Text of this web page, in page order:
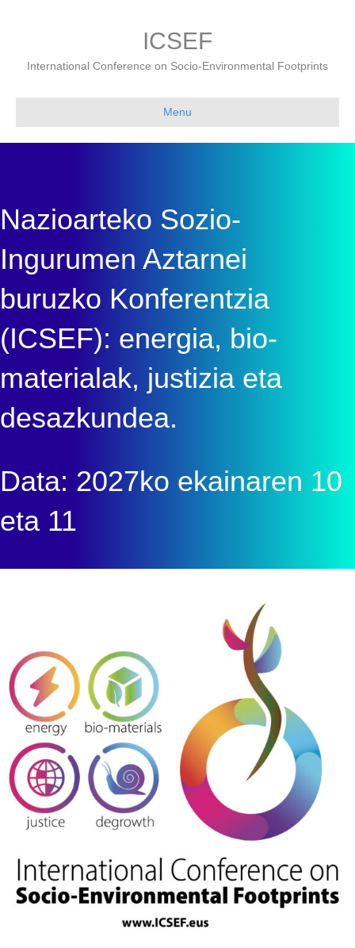
ICSEF
International Conference on Socio-Environmental Footprints
Menu
Nazioarteko Sozio-
Ingurumen Aztarnei
buruzko Konferentzia
(ICSEF): energia, bio-
materialak, justizia eta
desazkundea.
Data: 2027ko ekainaren 10
eta 11